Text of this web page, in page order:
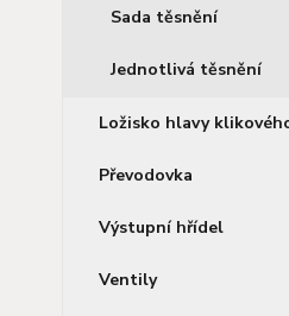
Sada těsnění
Jednotlivá těsnění
Ložisko hlavy
Převodovka
Výstupní hřídel
Ventily